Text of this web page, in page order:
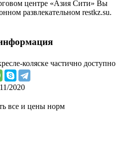
центре «Азия Сити» Вы
развлекательном restkz.su.
коляске частично доступно
2020
все и цены норм